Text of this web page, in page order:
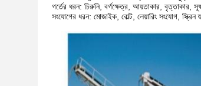
গর্তের ধরন: চিরুনি, বর্গক্ষেত্র, আয়তাকার, বৃত্তাকার,
সংযোগের ধরন: মোজাইক, বোল্ট, লেয়ারিং সংযোগ, স্ক্রিন